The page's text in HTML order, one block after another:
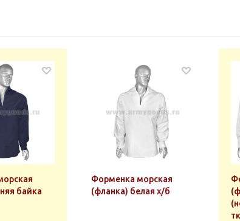
байка
Форменка морская
(фланка) белая х/б